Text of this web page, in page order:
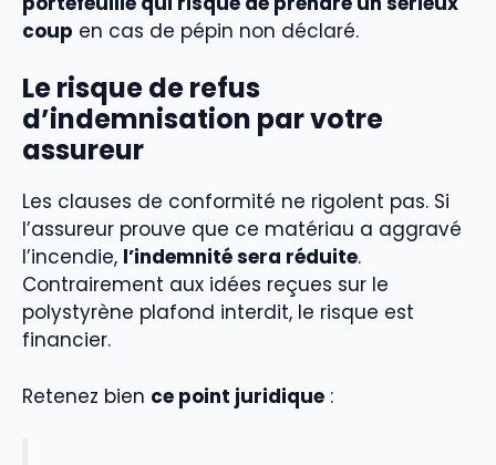
coup en cas de pépin non déclaré.
Le risque de refus
d’indemnisation par votre
assureur
Les clauses de conformité ne rigolent pas. Si
l’assureur prouve que ce matériau a aggravé
l’incendie, l’indemnité sera réduite.
Contrairement aux idées reçues sur le
polystyrène plafond interdit, le risque est
financier.
Retenez bien ce point juridique :